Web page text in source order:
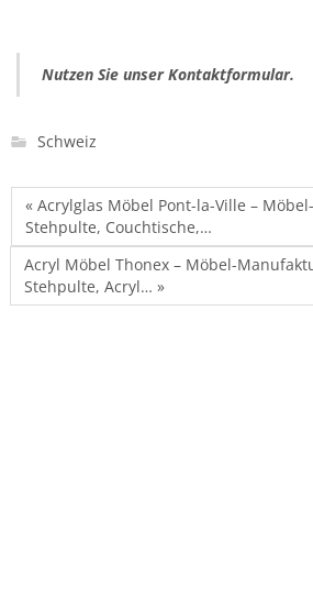
Nutzen Sie unser Kontaktformular.
Schweiz
« Acrylglas Möbel Pont-la-Ville –
Stehpulte, Couchtische,…
Acryl Möbel Thonex – Möbel-
Stehpulte, Acryl… »